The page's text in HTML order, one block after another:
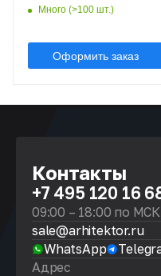
Много (>100 шт.)
Оформить заказ
Контакты
+7 495 120 16
09:00 – 18:00 по МСК
sale@arhitektor.ru
WhatsApp
Адрес